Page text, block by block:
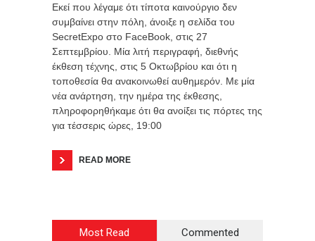
Εκεί που λέγαμε ότι τίποτα καινούργιο δεν
συμβαίνει στην πόλη, άνοιξε η σελίδα του
SecretExpo στο FaceBook, στις 27
Σεπτεμβρίου. Μία λιτή περιγραφή, διεθνής
έκθεση τέχνης, στις 5 Οκτωβρίου και ότι η
τοποθεσία θα ανακοινωθεί αυθημερόν. Με μία
νέα ανάρτηση, την ημέρα της έκθεσης,
πληροφορηθήκαμε ότι θα ανοίξει τις πόρτες της
για τέσσερις ώρες, 19:00
READ MORE
Most Read Commented